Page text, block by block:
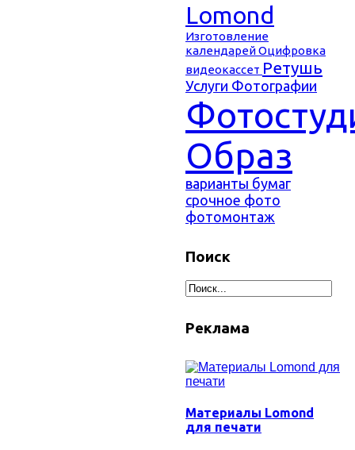
Lomond
Изготовление
календарейОцифровка
видеокассет Ретушь
Услуги Фотографии
Образ
варианты бумаг
срочное фото
фотомонтаж
Поиск
Реклама
Материалы Lomond
для печати